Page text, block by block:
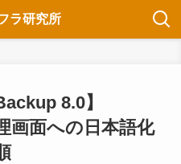
ラ研究所
8.0】
画面への日本語化